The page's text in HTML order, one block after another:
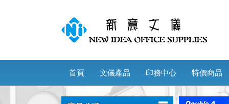
首頁 文儀產品 印務中心 特價商品